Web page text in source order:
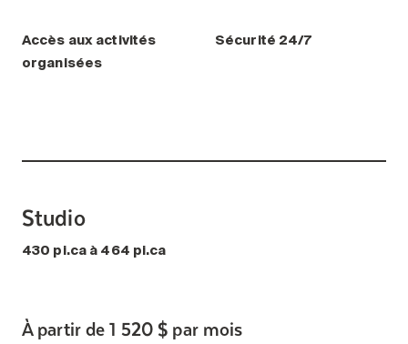
Accès aux activités
organisées
Sécurité 24/7
Studio
430 pi.ca à 464 pi.ca
À partir de 1 520 $ par mois